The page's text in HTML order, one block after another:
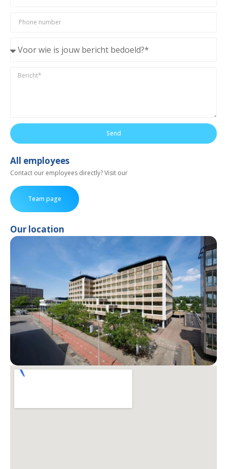
Send
All employees
Contact our employees directly? Visit our
Team page
Our location